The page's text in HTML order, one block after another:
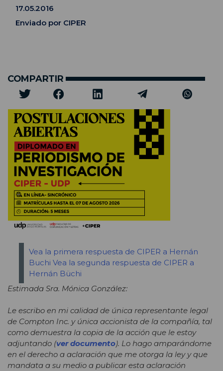
17.05.2016
Enviado por CIPER
COMPARTIR
Vea la primera respuesta de CIPER a Hernán
Buchi Vea la segunda respuesta de CIPER a
Hernán Büchi
Estimada Sra. Mónica González:
Le escribo en mi calidad de única representante legal
de Compton Inc. y única accionista de la compañía, tal
como demuestra la copia de la acción que le estoy
adjuntando (ver documento). Lo hago amparándome
en el derecho a aclaración que me otorga la ley y que
mandata a su medio a publicar esta aclaración